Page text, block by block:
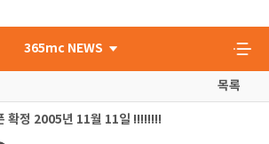
365mc NEWS
목록
확정 2005년 11월 11일 !!!!!!!!